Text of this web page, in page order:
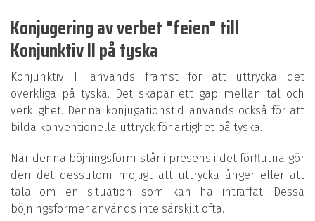
Konjugering av verbet "feien" till
Konjunktiv II på tyska
Konjunktiv II används främst för att uttrycka det
overkliga på tyska. Det skapar ett gap mellan tal och
verklighet. Denna konjugationstid används också för att
bilda konventionella uttryck för artighet på tyska.
När denna böjningsform står i presens i det förflutna gör
den det dessutom möjligt att uttrycka ånger eller att
tala om en situation som kan ha inträffat. Dessa
böjningsformer används inte särskilt ofta.